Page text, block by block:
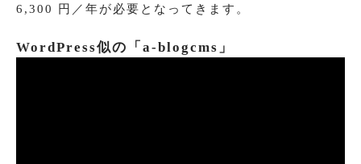
6,300 円／年が必要となってきます。
WordPress似の「a-blogcms」